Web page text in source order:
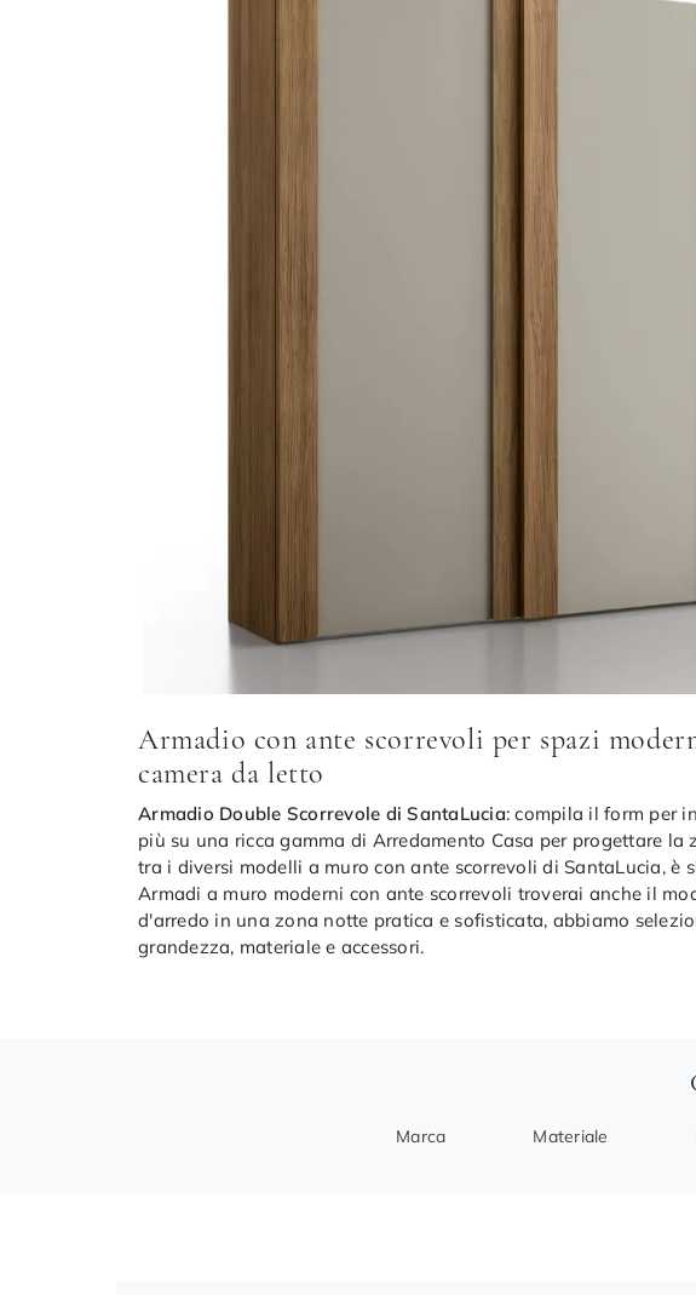
Armadio con ante scorrevoli per spazi
camera da letto
Armadio Double Scorrevole di SantaLucia: compila il form per
più su una ricca gamma di Arredamento Casa per progettare
tra i diversi modelli a muro con ante scorrevoli di SantaLucia,
Armadi a muro moderni con ante scorrevoli troverai anche il
d'arredo in una zona notte pratica e sofisticata, abbiamo
grandezza, materiale e accessori.
Marca Materiale